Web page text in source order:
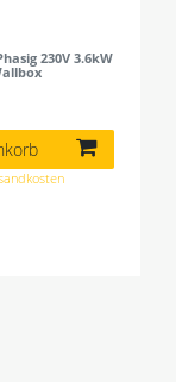
230V 3.6kW